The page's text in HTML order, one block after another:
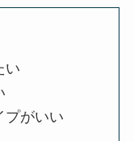
い
プがいい